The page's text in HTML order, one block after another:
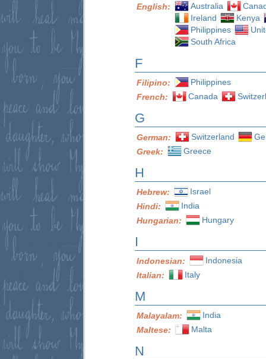
English: Australia
Ireland
Kenya
Philippines
South Africa
F
Filipino:
Philippines
French:
Canada
G
German: Switzerland
Greek:
Greece
H
Hebrew:
Israel
Hindi:
India
Hungarian:
Hungary
I
Indonesian:
Indonesia
Italian:
Italy
M
Malayalam:
India
Maltese:
Malta
N